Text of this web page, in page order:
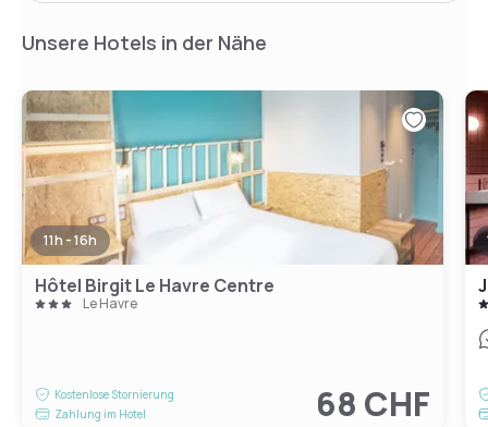
Unsere Hotels in der Nähe
11h - 16h
Hôtel Birgit Le Havre Centre
Le Havre
Kostenlose Stornierung
Zahlung im Hotel
68 CHF